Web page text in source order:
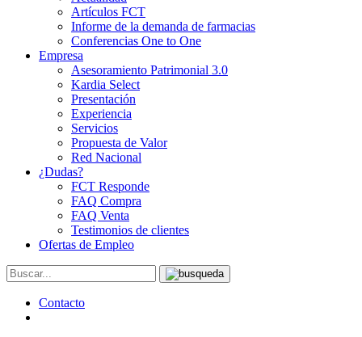
Artículos FCT
Informe de la demanda de farmacias
Conferencias One to One
Empresa
Asesoramiento Patrimonial 3.0
Kardia Select
Presentación
Experiencia
Servicios
Propuesta de Valor
Red Nacional
¿Dudas?
FCT Responde
FAQ Compra
FAQ Venta
Testimonios de clientes
Ofertas de Empleo
Contacto